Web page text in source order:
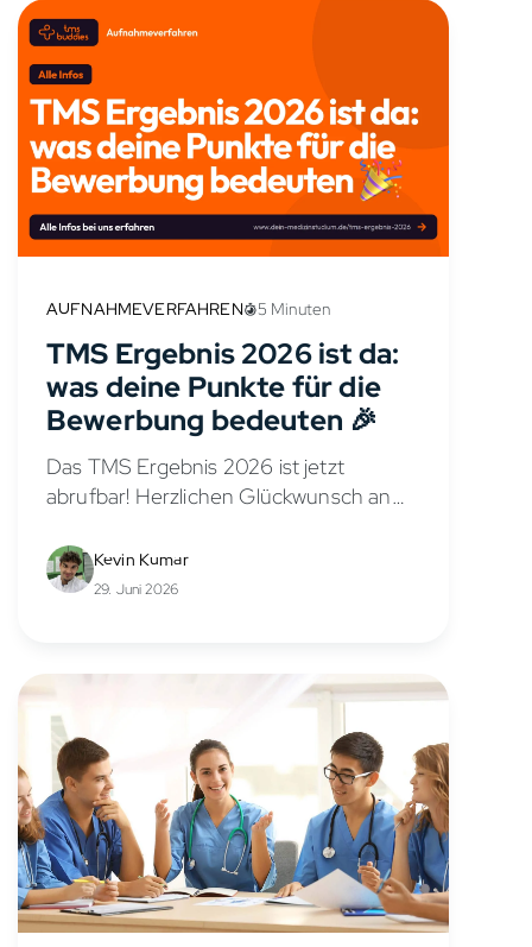
AUFNAHMEVERFAHREN 5 Minuten
TMS Ergebnis 2026 ist da:
was deine Punkte für die
Bewerbung bedeuten 🎉
Das TMS Ergebnis 2026 ist jetzt
abrufbar! Herzlichen Glückwunsch an
haben. Wenn deine Zahl dagegen nicht
das geworden ist, was du dir erhofft
Kevin Kumar
29. Juni 2026